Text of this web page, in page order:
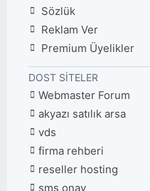
Sözlük
Reklam Ver
Premium Üyelikler
DOST SITELER
Webmaster Forum
akyazı satılık arsa
vds
firma rehberi
reseller hosting
sms onay